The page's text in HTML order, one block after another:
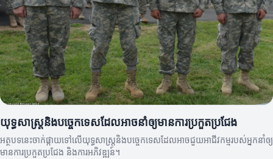
យុទ្ធសាស្រ្តនិងបច្ចេកទេសដែលអាចនាំឲ្យមានការប្រកួតប្រជែង
អត្ថបទនេះចាក់ផ្កាយទៅលើយុទ្ធសាស្រ្តនិងបច្ចេកទេសដែលអាចជួយអាជីវកម្មរបស់អ្នកនាំឲ្យ
មានការប្រកួតប្រជែង និងការអភិវឌ្ឍន៍។